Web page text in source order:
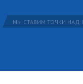
МЫ СТАВИМ ТОЧКИ НАД I